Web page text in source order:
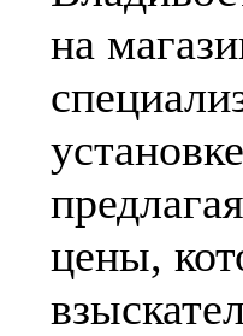
на
цены,